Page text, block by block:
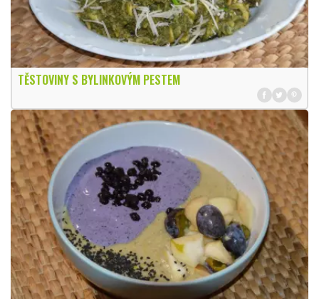
TĚSTOVINY S BYLINKOVÝM PESTEM